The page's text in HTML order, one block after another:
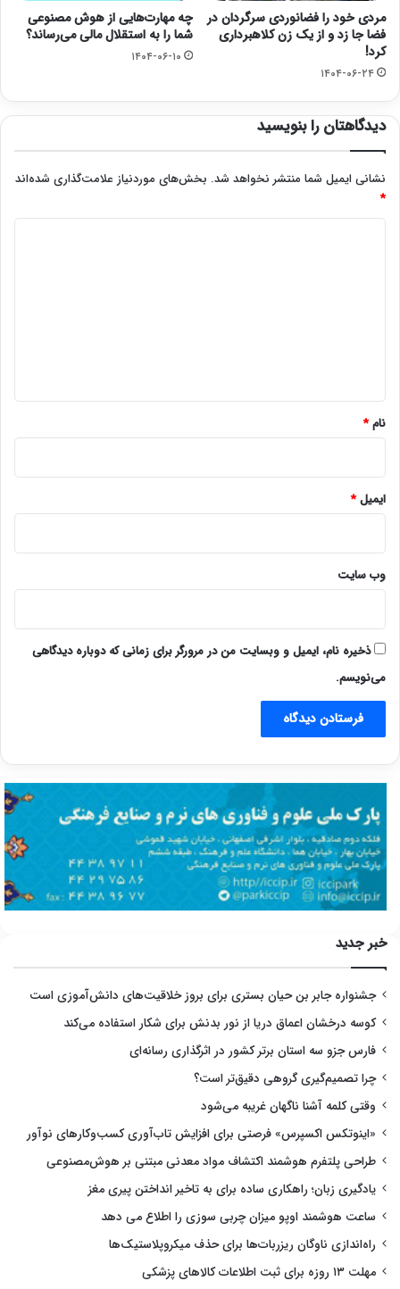
مردی خود را فضانوردی سرگردان در
فضا جا زد و از یک زن کلاهبرداری
کرد!
۱۴۰۴-۰۶-۲۴
چه مهارت‌هایی از هوش مصنوعی
شما را به استقلال مالی می‌رساند؟
۱۴۰۴-۰۶-۱۰
دیدگاهتان را بنویسید
نشانی ایمیل شما منتشر نخواهد شد. بخش‌های موردنیاز علامت‌گذاری شده‌اند
*
نام*
ایمیل*
وب‌ سایت
ذخیره نام، ایمیل و وبسایت من در مرورگر برای زمانی که دوباره دیدگاهی
می‌نویسم.
خبر جدید
جشنواره جابر بن حیان بستری برای بروز خلاقیت‌های دانش‌آموزی است
کوسه درخشان اعماق دریا از نور بدنش برای شکار استفاده می‌کند
فارس جزو سه استان برتر کشور در اثرگذاری رسانه‌ای
چرا تصمیم‌گیری گروهی دقیق‌تر است؟
وقتی کلمه آشنا ناگهان غریبه می‌شود
«اینوتکس اکسپرس» فرصتی برای افزایش تاب‌آوری کسب‌وکارهای نوآور
طراحی پلتفرم هوشمند اکتشاف مواد معدنی مبتنی بر هوش‌مصنوعی
یادگیری زبان؛ راهکاری ساده برای به تاخیر انداختن پیری مغز
ساعت هوشمند اوپو میزان چربی سوزی را اطلاع می دهد
راه‌اندازی ناوگان ریزربات‌ها برای حذف میکروپلاستیک‌ها
مهلت ۱۳ روزه برای ثبت اطلاعات کالاهای پزشکی